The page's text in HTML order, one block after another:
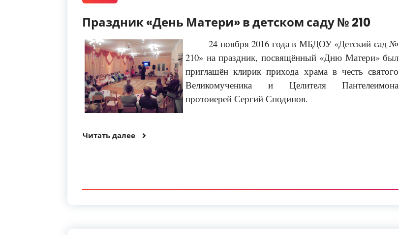
Праздник «День Матери» в детском саду № 210
24 ноября 2016 года в МБДОУ «Детский сад №
210» на праздник, посвящённый «Дню Матери»был
приглашёнклирик прихода храма в честь святого
Великомученика и Целителя Пантелеимона
протоиерей Сергий Сподинов.
Читать далее